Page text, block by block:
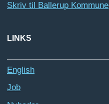
Skriv til Ballerup Kommune
LINKS
English
Job